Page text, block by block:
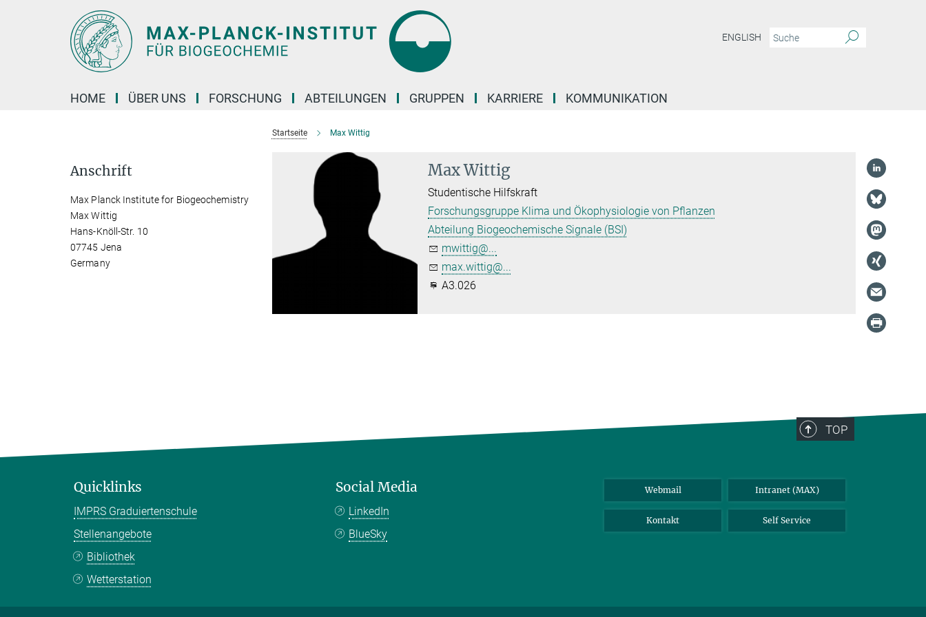
ENGLISH
HOME ÜBER UNS FORSCHUNG ABTEILUNGEN GRUPPEN KARRIERE KOMMUNIKATION
Startseite Max Wittig
Max Wittig
Studentische Hilfskraft
Forschungsgruppe Klima und Ökophysiologie von Pflanzen
Abteilung Biogeochemische Signale (BSI)
mwittig@...
max.wittig@...
A3.026
Anschrift
Max Planck Institute for Biogeochemistry
Max Wittig
Hans-Knöll-Str. 10
07745 Jena
Germany
TOP
Quicklinks
IMPRS Graduiertenschule
Stellenangebote
Bibliothek
Wetterstation
Social Media
LinkedIn
BlueSky
Webmail Intranet (MAX)
Kontakt Self Service